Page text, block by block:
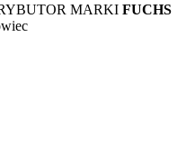
MARKI FUCHS